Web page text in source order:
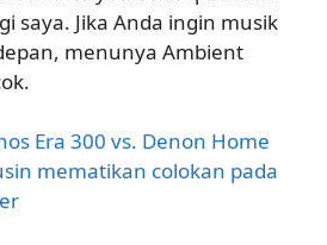
saya. Jika Anda ingin musik
menunya Ambient
Era 300 vs. Denon Home
mematikan colokan pada